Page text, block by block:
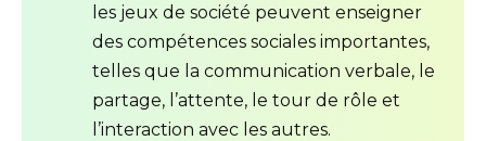
les jeux de société peuvent enseigner
des compétences sociales importantes,
telles que la communication verbale, le
partage, l’attente, le tour de rôle et
l’interaction avec les autres.